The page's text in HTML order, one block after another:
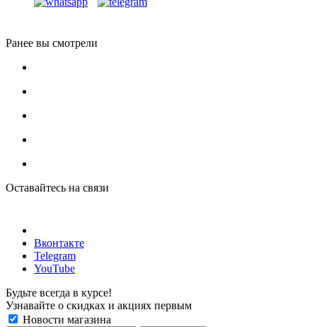
Ранее вы смотрели
Оставайтесь на связи
Вконтакте
Telegram
YouTube
Будьте всегда в курсе!
Узнавайте о скидках и акциях первым
Новости магазина